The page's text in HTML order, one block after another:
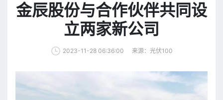
金辰股份与合作伙伴共同设
立两家新公司
2023-11-28 06:36:00 来源：光伏100